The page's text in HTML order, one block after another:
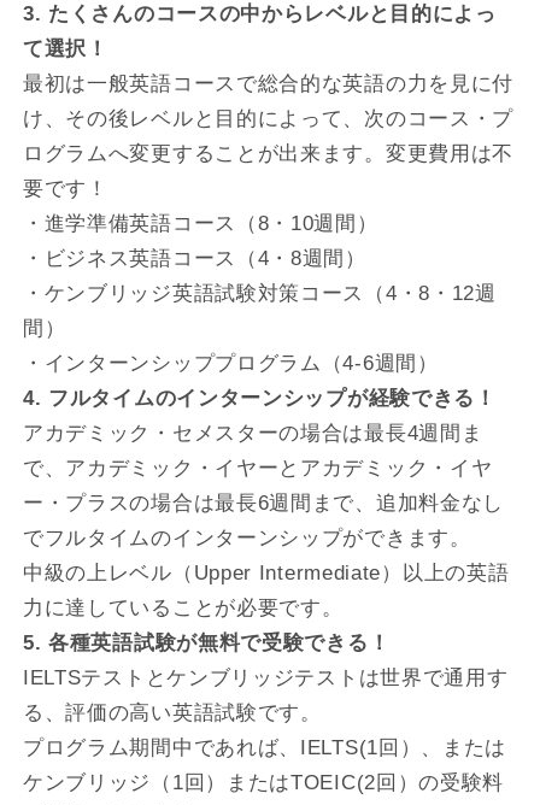
3. たくさんのコースの中からレベルと目的によっ
て選択！
最初は一般英語コースで総合的な英語の力を見に付
け、その後レベルと目的によって、次のコース・プ
ログラムへ変更することが出来ます。変更費用は不
要です！
・進学準備英語コース（8・10週間）
・ビジネス英語コース（4・8週間）
・ケンブリッジ英語試験対策コース（4・8・12週
間）
・インターンシッププログラム（4-6週間）
4. フルタイムのインターンシップが経験できる！
アカデミック・セメスターの場合は最長4週間ま
で、アカデミック・イヤーとアカデミック・イヤ
ー・プラスの場合は最長6週間まで、追加料金なし
でフルタイムのインターンシップができます。
中級の上レベル（Upper Intermediate）以上の英語
力に達していることが必要です。
5. 各種英語試験が無料で受験できる！
IELTSテストとケンブリッジテストは世界で通用す
る、評価の高い英語試験です。
プログラム期間中であれば、IELTS(1回）、または
ケンブリッジ（1回）またはTOEIC(2回）の受験料